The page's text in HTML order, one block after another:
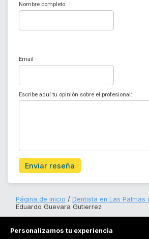
Nombre completo
Email
Escribe aquí tu opinión sobre el profesional:
Enviar reseña
Página de inicio
Dentista en Las Palmas
Eduardo Guevara Gutierrez
Personalizamos tu experiencia